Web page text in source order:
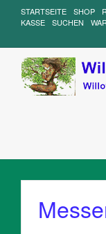
STARTSEITE SHOP
KASSE
SUCHEN